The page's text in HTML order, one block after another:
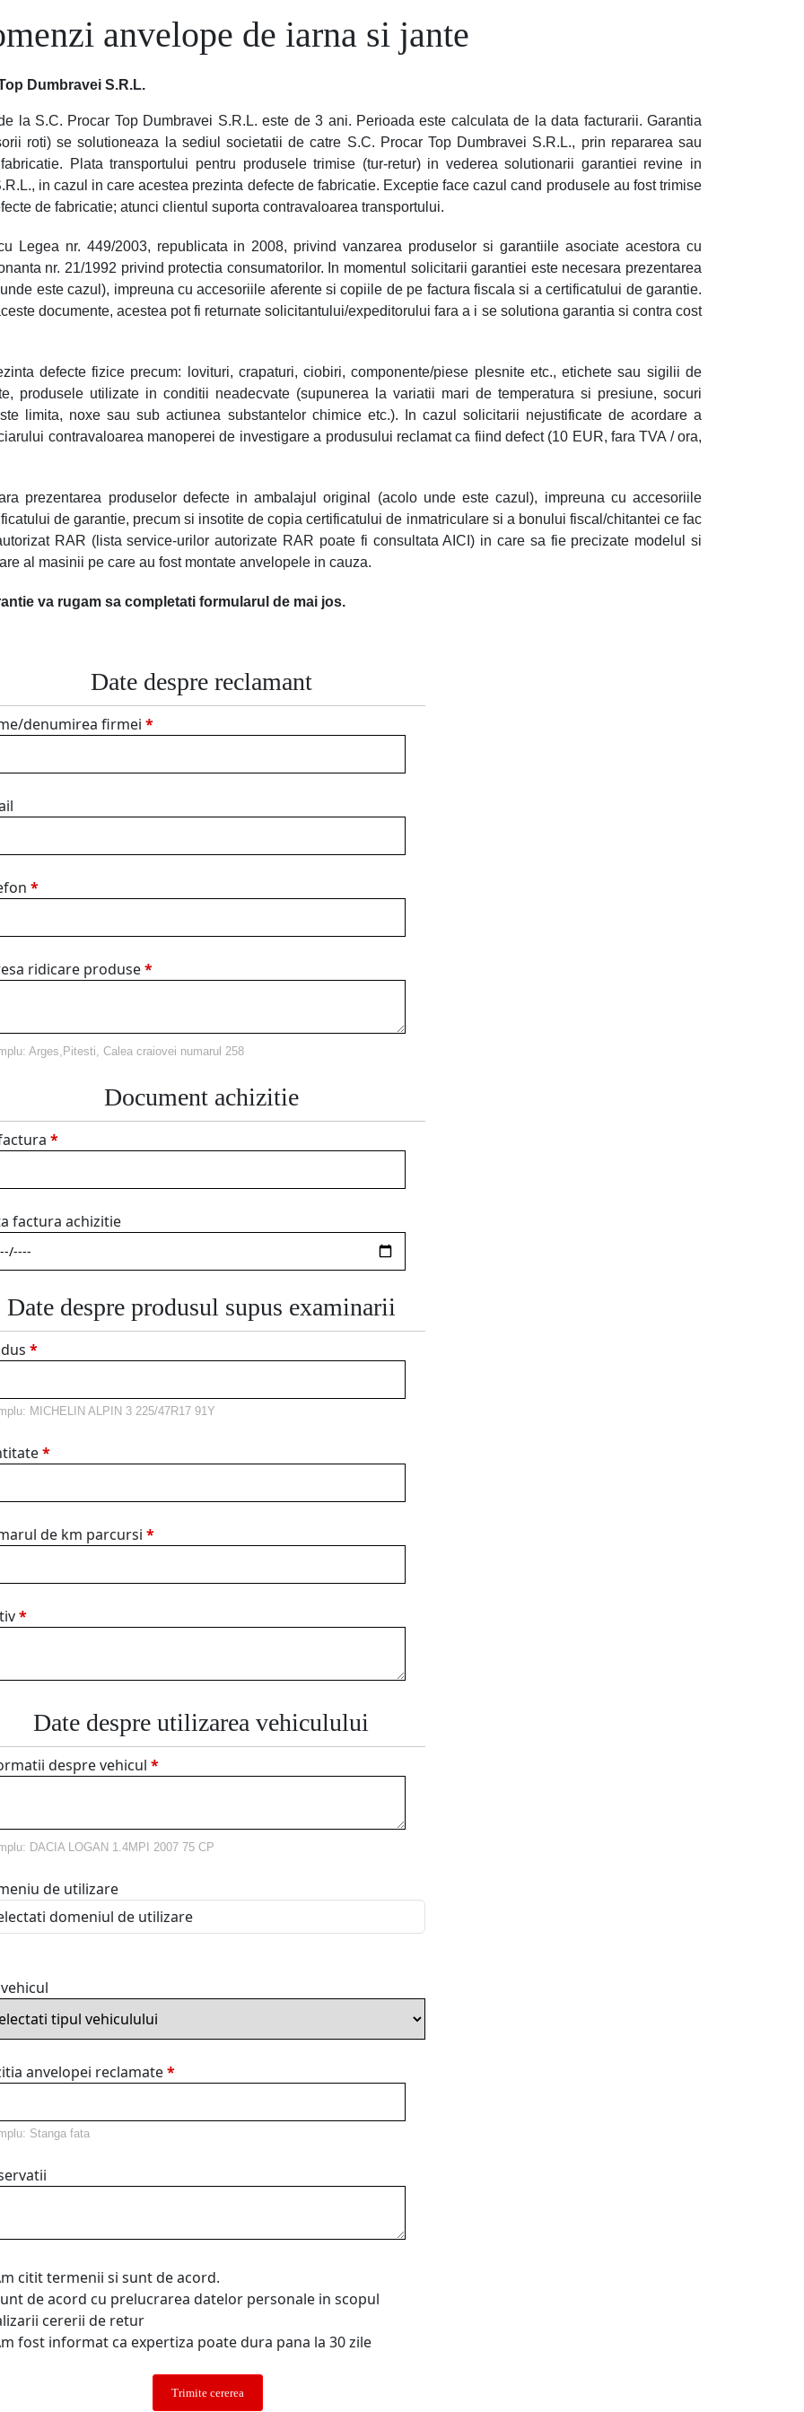
anvelope de iarna si jante
Dumbravei S.R.L.
la S.C. Procar Top Dumbravei S.R.L. este de 3 ani. Perioada este calculata de la data facturarii. Garantia
roti) se solutioneaza la sediul societatii de catre S.C. Procar Top Dumbravei S.R.L., prin repararea sau
Plata transportului pentru produsele trimise (tur-retur) in vederea solutionarii garantiei revine in
in cazul in care acestea prezinta defecte de fabricatie. Exceptie face cazul cand produsele au fost trimise
de fabricatie; atunci clientul suporta contravaloarea transportului.
Legea nr. 449/2003, republicata in 2008, privind vanzarea produselor si garantiile asociate acestora cu
nr. 21/1992 privind protectia consumatorilor. In momentul solicitarii garantiei este necesara prezentarea
este cazul), impreuna cu accesoriile aferente si copiile de pe factura fiscala si a certificatului de garantie.
documente, acestea pot fi returnate solicitantului/expeditorului fara a i se solutiona garantia si contra cost
defecte fizice precum: lovituri, crapaturi, ciobiri, componente/piese plesnite etc., etichete sau sigilii de
produsele utilizate in conditii neadecvate (supunerea la variatii mari de temperatura si presiune, socuri
limita, noxe sau sub actiunea substantelor chimice etc.). In cazul solicitarii nejustificate de acordare a
contravaloarea manoperei de investigare a produsului reclamat ca fiind defect (10 EUR, fara TVA / ora,
prezentarea produselor defecte in ambalajul original (acolo unde este cazul), impreuna cu accesoriile
de garantie, precum si insotite de copia certificatului de inmatriculare si a bonului fiscal/chitantei ce fac
RAR (lista service-urilor autorizate RAR poate fi consultata AICI) in care sa fie precizate modelul si
al masinii pe care au fost montate anvelopele in cauza.
va rugam sa completati formularul de mai jos.
Date despre reclamant
denumirea firmei *
*
ridicare produse*
Arges,Pitesti, Calea craiovei numarul 258
Document achizitie
*
factura achizitie
Date despre produsul supus examinarii
*
MICHELIN ALPIN 3 225/47R17 91Y
*
de km parcursi *
*
Date despre utilizarea vehiculului
despre vehicul *
DACIA LOGAN 1.4MPI 2007 75 CP
de utilizare
anvelopei reclamate*
Stanga fata
citit termenii si sunt de acord.
de acord cu prelucrarea datelor personale in scopul
cererii de retur
fost informat ca expertiza poate dura pana la 30 zile